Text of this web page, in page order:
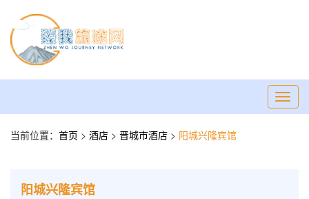
当前位置： 首页 > 酒店 > 晋城市酒店 > 阳城兴隆宾馆
阳城兴隆宾馆